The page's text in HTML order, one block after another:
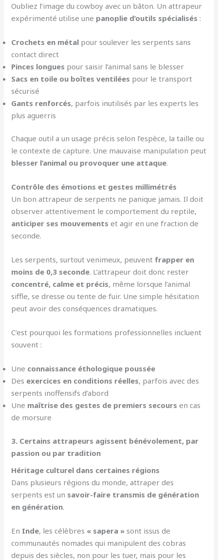
Oubliez l’image du cowboy avec un bâton. Un attrapeur
expérimenté utilise une panoplie d’outils spécialisés :
Crochets en métal pour soulever les serpents sans
contact direct
Pinces longues pour saisir l’animal sans le blesser
Sacs en toile ou boîtes ventilées pour le transport
sécurisé
Gants renforcés, parfois inutilisés par les experts les
plus aguerris
Chaque outil a un usage précis selon l’espèce, la taille ou
le contexte de capture. Une mauvaise manipulation peut
blesser l’animal ou provoquer une attaque.
Contrôle des émotions et gestes millimétrés
Un bon attrapeur de serpents ne panique jamais. Il doit
observer attentivement le comportement du reptile,
anticiper ses mouvements et agir en une fraction de
seconde.
Les serpents, surtout venimeux, peuvent frapper en
moins de 0,3 seconde. L’attrapeur doit donc rester
concentré, calme et précis, même lorsque l’animal
siffle, se dresse ou tente de fuir. Une simple hésitation
peut avoir des conséquences dramatiques.
C’est pourquoi les formations professionnelles incluent
souvent :
Une connaissance éthologique poussée
Des exercices en conditions réelles, parfois avec des
serpents inoffensifs d’abord
Une maîtrise des gestes de premiers secours en cas
de morsure
3. Certains attrapeurs agissent bénévolement, par
passion ou par tradition
Héritage culturel dans certaines régions
Dans plusieurs régions du monde, attraper des
serpents est un savoir-faire transmis de génération
en génération.
En Inde, les célèbres « sapera » sont issus de
communautés nomades qui manipulent des cobras
depuis des siècles, non pour les tuer, mais pour les